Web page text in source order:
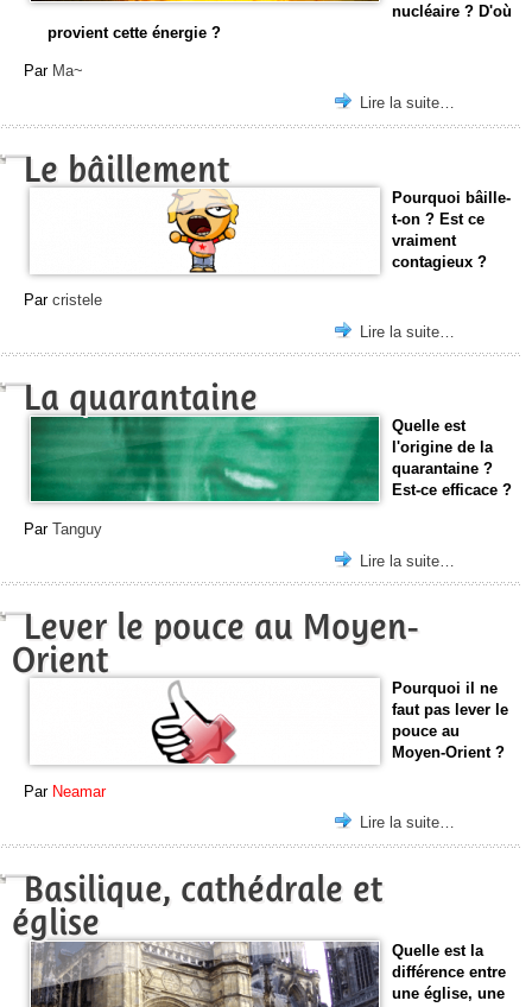
nucléaire ? D'où
provient cette énergie ?
Par Ma~
Lire la suite…
Le bâillement
Pourquoi bâille-
t-on ? Est ce
vraiment
contagieux ?
Par cristele
Lire la suite…
La quarantaine
Quelle est
l'origine de la
quarantaine ?
Est-ce efficace ?
Par Tanguy
Lire la suite…
Lever le pouce au Moyen-
Orient
Pourquoi il ne
faut pas lever le
pouce au
Moyen-Orient ?
Par Neamar
Lire la suite…
Basilique, cathédrale et
église
Quelle est la
différence entre
une église, une